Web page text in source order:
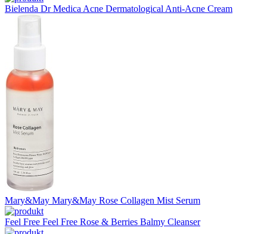
Bielenda Dr Medica Acne Dermatological Anti-Acne Cream
Mary&May Mary&May Rose Collagen Mist Serum
Feel Free Feel Free Rose & Berries Balmy Cleanser